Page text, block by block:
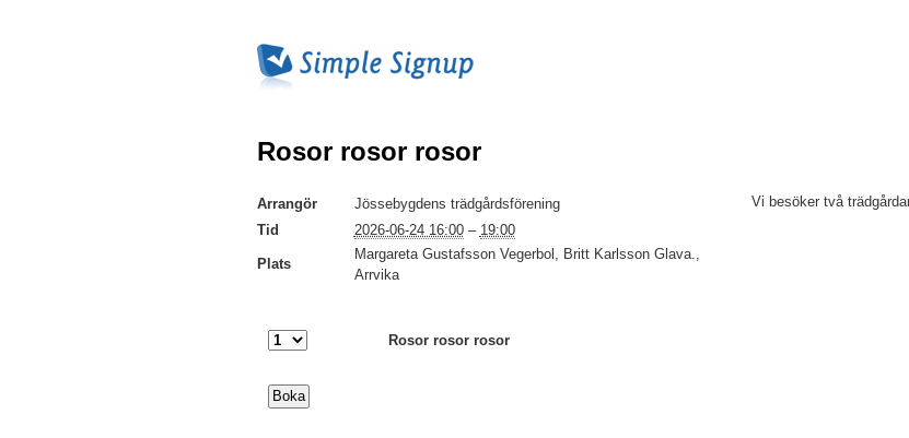
Rosor rosor rosor
Arrangör
Jössebygdens trädgårdsförening
Tid
2026-06-24 16:00– 19:00
Plats
Margareta Gustafsson Vegerbol, Britt Karlsson Glava.,
Arrvika
Rosor rosor rosor
Vi besöker två